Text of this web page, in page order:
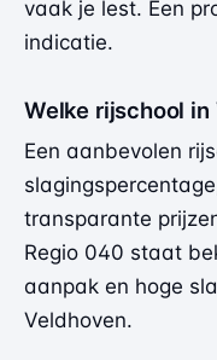
vaak je lest. Een
indicatie.
Welke rijschool
Een aanbevolen
transparante
Regio 040 staat
aanpak en hoge
Veldhoven.